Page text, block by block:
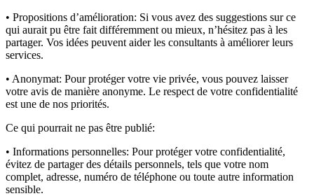
• Propositions d’amélioration: Si vous avez des suggestions sur ce
qui aurait pu être fait différemment ou mieux, n’hésitez pas à les
partager. Vos idées peuvent aider les consultants à améliorer leurs
services.
• Anonymat: Pour protéger votre vie privée, vous pouvez laisser
votre avis de manière anonyme. Le respect de votre confidentialité
est une de nos priorités.
Ce qui pourrait ne pas être publié:
• Informations personnelles: Pour protéger votre confidentialité,
évitez de partager des détails personnels, tels que votre nom
complet, adresse, numéro de téléphone ou toute autre information
sensible.